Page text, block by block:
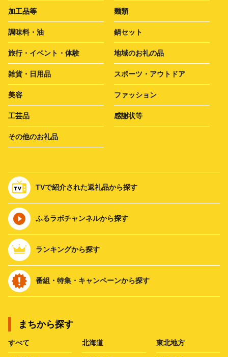
加工品等 麺類
調味料・油 鍋セット
旅行・イベント・体験 地域のお礼の品
雑貨・日用品 スポーツ・アウトドア
美容 ファッション
工芸品 感謝状等
その他のお礼品
TVで紹介された返礼品から探す
ふるラボチャンネルから探す
ランキングから探す
番組・特集・キャンペーンから探す
まちから探す
すべて 北海道 東北地方